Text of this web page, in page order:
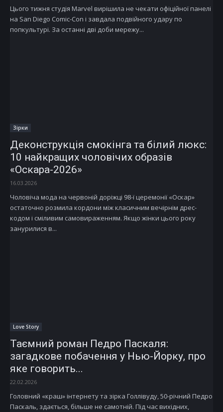
Цього тижня студія Marvel вирішила не чекати офіційної панелі
на San Diego Comic-Con і завдала подвійного удару по
попкультурі. За останні дві доби мережу...
Зірки
Деконструкція смокінга та білий люкс:
10 найкращих чоловічих образів
«Оскара-2026»
16.03.2026
Чоловіча мода на червоній доріжці 98-ї церемонії «Оскар»
остаточно розмила кордони між класичним вечірнім дрес-
кодом і сміливим самовираженням. Якщо жінки цього року
занурилися в...
Love Story
Таємний роман Педро Паскаля:
загадкове побачення у Нью-Йорку, про
яке говорить...
22.02.2026
Головний «краш» інтернету та зірка Голлівуду, 50-річний Педро
Паскаль, здається, більше не самотній. Під час вихідних,